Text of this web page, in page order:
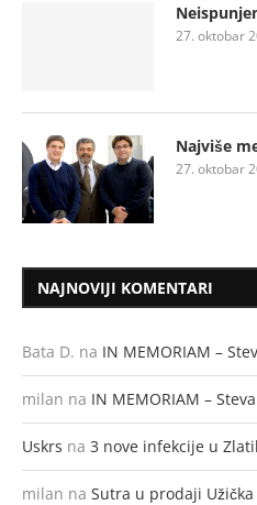
27. oktobar
Najviše
27. oktobar
NAJNOVIJI KOMENTARI
Bata D. na IN MEMORIAM –
milan na IN MEMORIAM –
Uskrs na 3 nove infekcije u
milan na Sutra u prodaji